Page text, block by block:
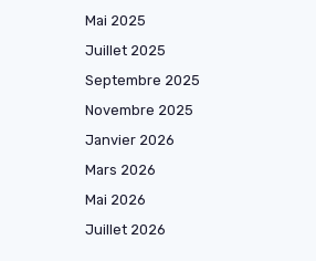
Mai 2025
Juillet 2025
Septembre 2025
Novembre 2025
Janvier 2026
Mars 2026
Mai 2026
Juillet 2026